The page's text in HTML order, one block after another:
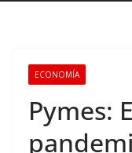
ECONOMÍA
Pymes: